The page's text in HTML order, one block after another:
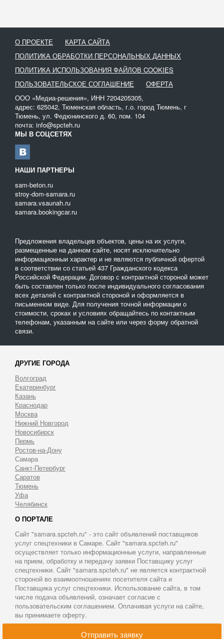
Отправить заявку
О ПРОЕКТЕ
КАРТА САЙТА
ПОЛИТИКА ОБРАБОТКИ ПЕРСОНАЛЬНЫХ ДАННЫХ
ПОЛИТИКА ИСПОЛЬЗОВАНИЯ ФАЙЛОВ COOKIES
ПОЛЬЗОВАТЕЛЬСКОЕ СОГЛАШЕНИЕ
ОФЕРТА
ООО «Медиа-решения», ИНН 7204205305,
адрес: 625042, Тюменская область, г.о. город Тюмень, г
Тюмень, ул. Федюнинского д. 60, пом. 104
почта: info@spcteh.ru
МЫ В СОЦСЕТЯХ
НАШИ ПАРТНЕРЫ
sam-beton.ru
stroy-dom-samara.ru
samara.vsaunah.ru
samara.bookingcar.ru
Предложения владельцев объектов, цены на их услуги,
размещенные на данном сайте, носят исключительно
информационныи характер и не являются публичной офертой
в соответствии со статьей 437 Гражданского кодекса
Российской Федерации. Договор с контрактной стороной может
быть составлен только после индивидуального согласования
всех деталей с контрактной стороной и оформляется в
письменном виде. Для получения точной информации о
стоимости, сроках и условиях обращайтесь по контактным
телефонам, указанным на сайте или через форму обратной
связи.
ДРУГИЕ ГОРОДА
Волгоград
Екатеринбург
Казань
Краснодар
Москва
Нижний Новгород
Новосибирск
Пермь
Ростов-на-Дону
Самара
Санкт-Петербург
Саратов
Тюмень
Уфа
Челябинск
О ПОРТАЛЕ
Сайт "samara.spcteh.ru" - это сайт объявлений поставщиков
услуг спецтехники в Самаре. Сайт "samara.spcteh.ru"
осуществляет только информационные услуги, направленные
на прием, обработку и передачу заявки Поставщику услуг
спецтехники. Сайт "samara.spcteh.ru" не является контрактной
стороной во взаимоотношениях посетителя сайта и
Поставщика услуг спецтехники. Использование сайта, в том
числе подача объявлений, означает согласие с
пользовательским соглашением. Оплачивая услуги на сайте,
вы принимаете оферту.
© 2011-2026 Аренда спецтехники в Самаре